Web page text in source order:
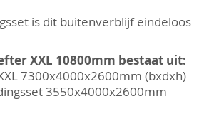
is dit buitenverblijf eindeloos
XXL 10800mm bestaat uit:
7300x4000x2600mm (bxdxh)
3550x4000x2600mm